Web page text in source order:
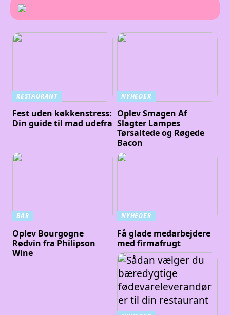
RESTAURANT
Fest uden køkkenstress:
Din guide til mad udefra
NYHEDER
Oplev Smagen Af
Slagter Lampes
Tørsaltede og Røgede
Bacon
BAR
Oplev Bourgogne
Rødvin fra Philipson
Wine
NYHEDER
Få glade medarbejdere
med firmafrugt